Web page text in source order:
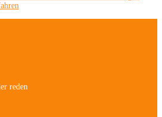
reden